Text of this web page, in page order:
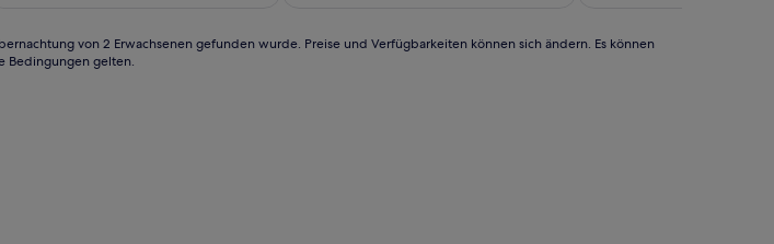
von 2 Erwachsenen gefunden wurde. Preise und Verfügbarkeiten können sich ändern. Es können
Bedingungen gelten.